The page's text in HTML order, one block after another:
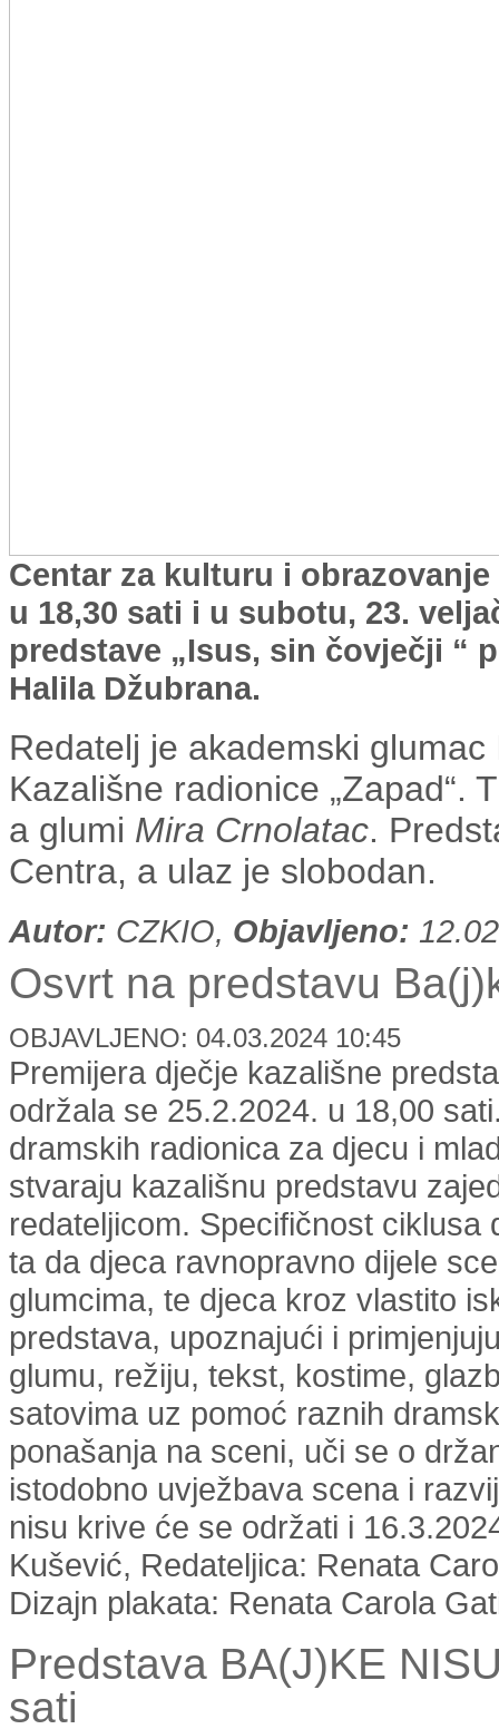
Centar za kulturu i
u 18,30 sati i u subotu, 23.
predstave „Isus, sin čovječji “
Halila Džubrana.
Redatelj je akademski glumac
Kazališne radionice „Zapad“.
a glumi Mira Crnolatac.
Centra, a ulaz je slobodan.
Autor: CZKIO, Objavljeno:
Osvrt na predstavu
OBJAVLJENO: 04.03.2024 10:45
Premijera dječje kazališne
održala se 25.2.2024. u 18,00
dramskih radionica za djecu i
stvaraju kazališnu predstavu
redateljicom. Specifičnost
ta da djeca ravnopravno dijele
glumcima, te djeca kroz vlastito
predstava, upoznajući i
glumu, režiju, tekst, kostime,
satovima uz pomoć raznih
ponašanja na sceni, uči se o
istodobno uvježbava scena i
nisu krive će se održati i
Kušević, Redateljica: Renata
Dizajn plakata: Renata Carola
Predstava BA(J)KE
sati